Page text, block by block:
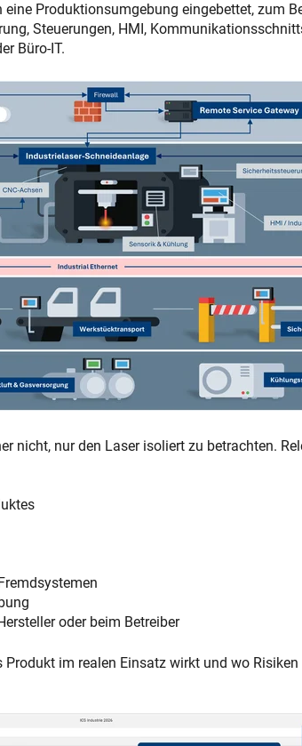
Produktionsumgebung eingebettet, zum
Steuerungen, HMI,
Büro-IT.
nicht, nur den Laser isoliert zu betrachten.
oder beim Betreiber
im realen Einsatz wirkt und wo Risiken